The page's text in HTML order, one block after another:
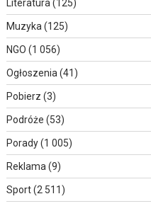
Literatura(125)
Muzyka(125)
NGO (1 056)
Ogłoszenia(41)
Pobierz (3)
Podróże (53)
Porady(1 005)
Reklama(9)
Sport(2 511)